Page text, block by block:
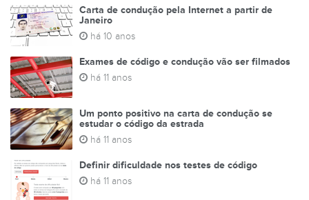
Carta de condução pela Internet a partir de
Janeiro
há 10 anos
Exames de código e condução vão ser filmados
há 11 anos
Um ponto positivo na carta de condução se
estudar o código da estrada
há 11 anos
Definir dificuldade nos testes de código
há 11 anos